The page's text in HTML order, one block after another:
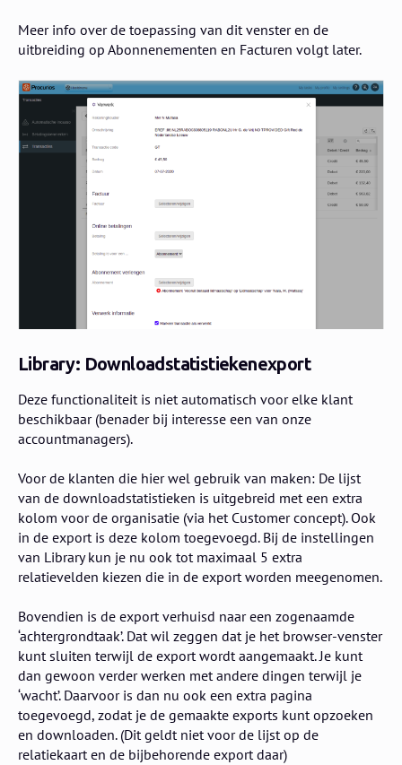
Meer info over de toepassing van dit venster en de
uitbreiding op Abonnenementen en Facturen volgt later.
Library: Downloadstatistiekenexport
Deze functionaliteit is niet automatisch voor elke klant
beschikbaar (benader bij interesse een van onze
accountmanagers).
Voor de klanten die hier wel gebruik van maken: De lijst
van de downloadstatistieken is uitgebreid met een extra
kolom voor de organisatie (via het Customer concept). Ook
in de export is deze kolom toegevoegd. Bij de instellingen
van Library kun je nu ook tot maximaal 5 extra
relatievelden kiezen die in de export worden meegenomen.
Bovendien is de export verhuisd naar een zogenaamde
‘achtergrondtaak’. Dat wil zeggen dat je het browser-venster
kunt sluiten terwijl de export wordt aangemaakt. Je kunt
dan gewoon verder werken met andere dingen terwijl je
‘wacht’. Daarvoor is dan nu ook een extra pagina
toegevoegd, zodat je de gemaakte exports kunt opzoeken
en downloaden. (Dit geldt niet voor de lijst op de
relatiekaart en de bijbehorende export daar)